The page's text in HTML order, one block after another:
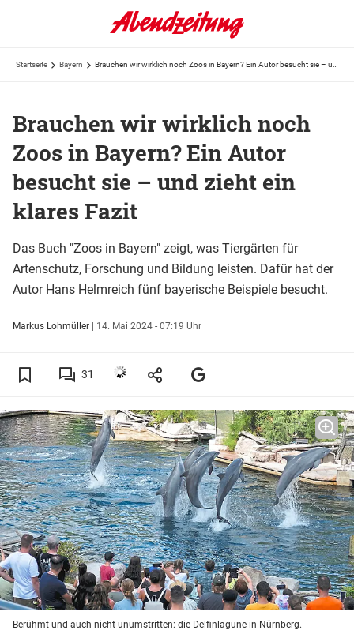
Startseite Bayern
Brauchen wir wirklich noch
Zoos in Bayern? Ein Autor
besucht sie – und zieht ein
klares Fazit
Das Buch "Zoos in Bayern" zeigt, was Tiergärten für
Artenschutz, Forschung und Bildung leisten. Dafür hat der
Autor Hans Helmreich fünf bayerische Beispiele besucht.
Markus Lohmüller | 14. Mai 2024 - 07:19 Uhr
31
Berühmt und auch nicht unumstritten: die Delfinlagune in Nürnberg.